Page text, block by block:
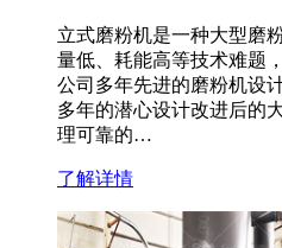
立式磨粉机是一种大型磨
量低、耗能高等技术难题
公司多年先进的磨粉机设
多年的潜心设计改进后的
理可靠的…
了解详情